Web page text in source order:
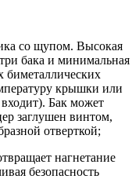
со щупом. Высокая
бака и минимальная
биметаллических
крышки или
Бак может
заглушен винтом,
отверткой;
нагнетание
безопасность